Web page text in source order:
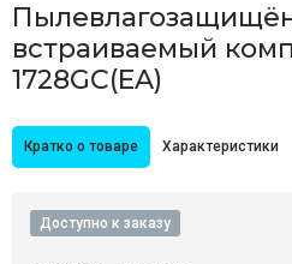
встраиваемый
1728GC(EA)
Кратко о товаре Характеристики
Доступно к заказу